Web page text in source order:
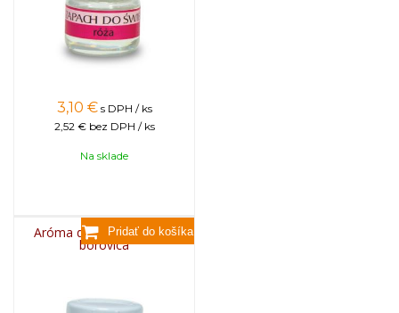
3,10 € s DPH / ks
2,52 € bez DPH / ks
Na sklade
Aróma do sviečok, 25g -
borovica